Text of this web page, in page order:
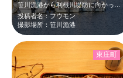
投稿者名：フウモン
撮影場所：笹川漁港
東庄町